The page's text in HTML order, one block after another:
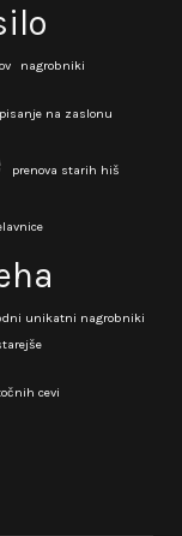
nagrobniki
pisanje na zaslonu
prenova starih hiš
unikatni nagrobniki
cevi